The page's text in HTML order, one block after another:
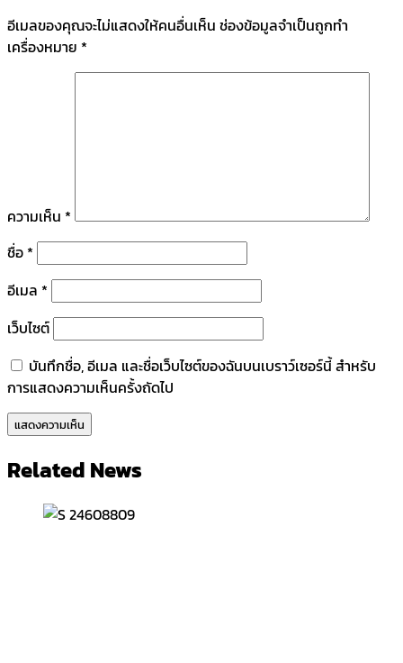
อีเมลของคุณจะไม่แสดงให้คนอื่นเห็น ช่องข้อมูลจำเป็นถูกทำ
เครื่องหมาย *
ความเห็น *
ชื่อ *
อีเมล *
เว็บไซต์
บันทึกชื่อ, อีเมล และชื่อเว็บไซต์ของฉันบนเบราว์เซอร์นี้ สำหรับ
การแสดงความเห็นครั้งถัดไป
Related News